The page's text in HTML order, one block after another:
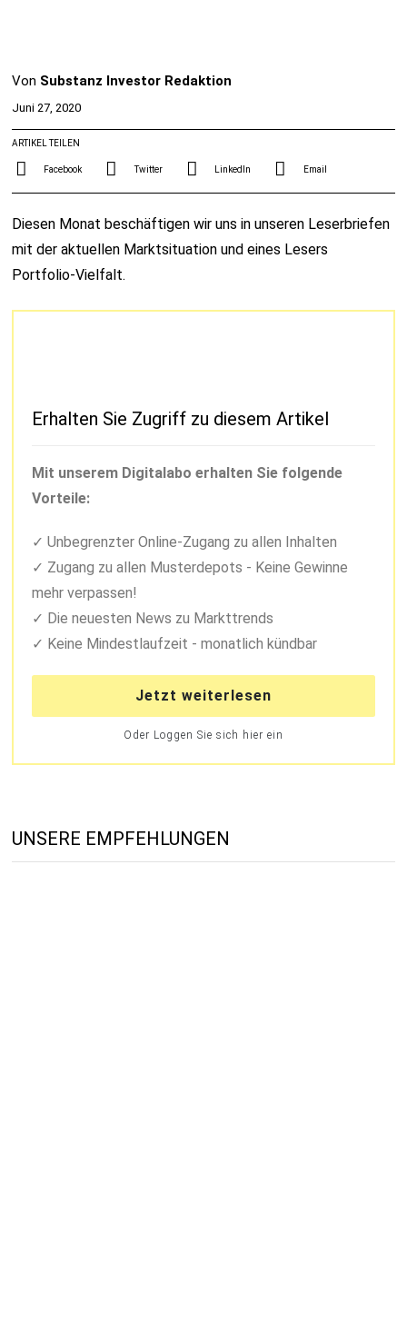
Von Substanz Investor Redaktion
Juni 27, 2020
ARTIKEL TEILEN
Facebook Twitter LinkedIn Email
Diesen Monat beschäftigen wir uns in unseren Leserbriefen
mit der aktuellen Marktsituation und eines Lesers
Portfolio-Vielfalt.
Erhalten Sie Zugriff zu diesem Artikel
Mit unserem Digitalabo erhalten Sie folgende
Vorteile:
Unbegrenzter Online-Zugang zu allen Inhalten
Zugang zu allen Musterdepots - Keine Gewinne
mehr verpassen!
Die neuesten News zu Markttrends
Keine Mindestlaufzeit - monatlich kündbar
Jetzt weiterlesen
Oder Loggen Sie sich hier ein
UNSERE EMPFEHLUNGEN